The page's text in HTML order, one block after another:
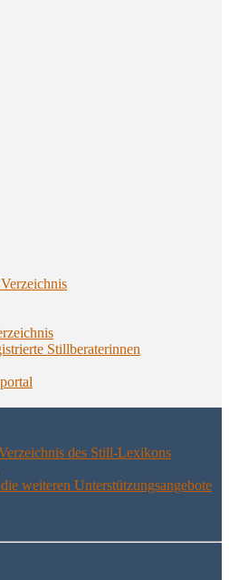
Stillberaterinnen
des Still-Lexikons
wei­te­ren Unter­stüt­zungs­an­ge­bo­te